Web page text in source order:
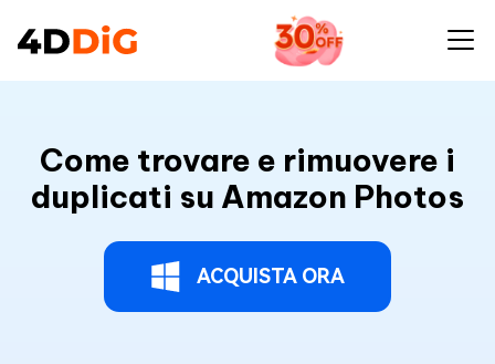
Come trovare e rimuovere i
duplicati su Amazon Photos
ACQUISTA ORA